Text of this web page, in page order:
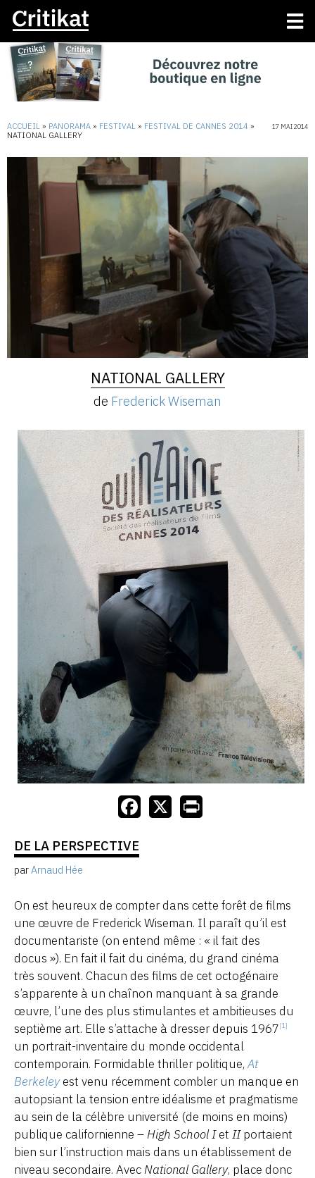
ACCUEIL » PANORAMA » FESTIVAL » FESTIVAL DE CANNES 2014 »
NATIONAL GALLERY
17 MAI 2014
NATIONAL GALLERY
de Frederick Wiseman
DE LA PERSPECTIVE
parArnaud Hée
On est heureux de compter dans cette forêt de films
une œuvre de Frederick Wiseman. Il paraît qu’il est
documentariste (on entend même : « il fait des
docus »). En fait il fait du cinéma, du grand cinéma
très souvent. Chacun des films de cet octogénaire
s’apparente à un chaînon manquant à sa grande
œuvre, l’une des plus stimulantes et ambitieuses du
septième art. Elle s’attache à dresser depuis 1967[1]
un portrait-inventaire du monde occidental
contemporain. Formidable thriller politique, At
Berkeleyest venu récemment combler un manque en
autopsiant la tension entre idéalisme et pragmatisme
au sein de la célèbre université (de moins en moins)
publique californienne –High School Iet IIportaient
bien sur l’instruction mais dans un établissement de
niveau secondaire. AvecNational Gallery, place donc